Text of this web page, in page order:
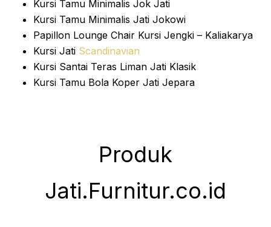
Kursi Tamu Minimalis Jok Jati
Kursi Tamu Minimalis Jati Jokowi
Papillon Lounge Chair Kursi Jengki – Kaliakarya
Kursi Jati Scandinavian
Kursi Santai Teras Liman Jati Klasik
Kursi Tamu Bola Koper Jati Jepara
Produk
Jati.Furnitur.co.id